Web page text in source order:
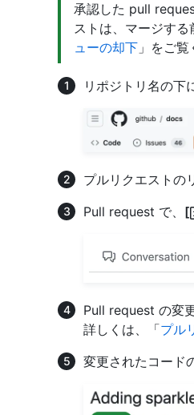
承認した pull
ストは、マージす
ューの却下 」をご覧
リポジトリ名の下
プルリクエストの
Pull request で、 [
Pull request の変
詳しくは、「プル
変更されたコード